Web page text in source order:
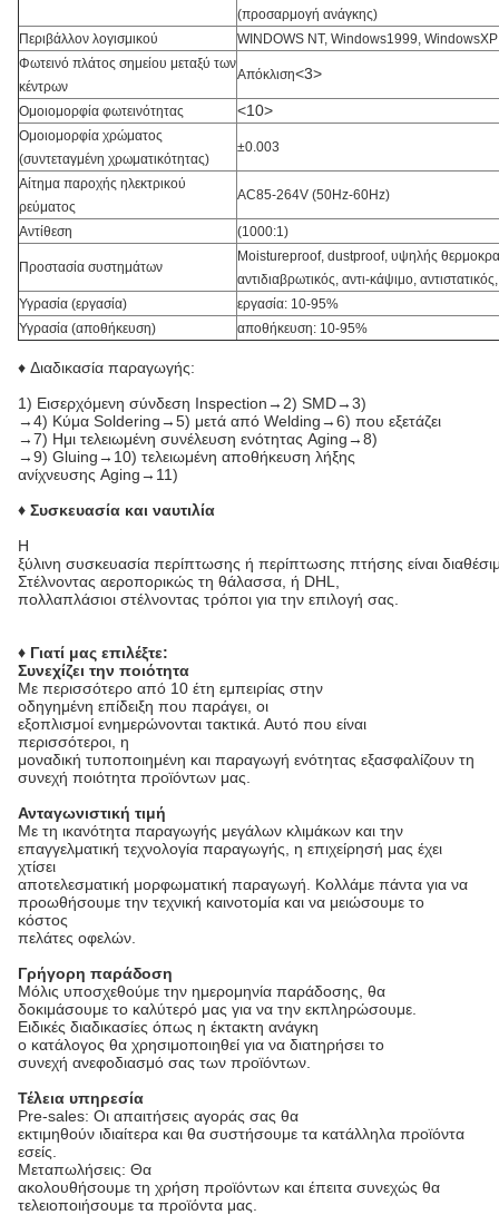
(προσαρμογή ανάγκης)
Περιβάλλον λογισμικού
WINDOWS NT, Windows1999, WindowsXP
Φωτεινό πλάτος σημείου μεταξύ των
κέντρων
Απόκλιση<3>
Ομοιομορφία φωτεινότητας <10>
Ομοιομορφία χρώματος
(συντεταγμένη χρωματικότητας)
±0.003
Αίτημα παροχής ηλεκτρικού
ρεύματος
AC85-264V (50Hz-60Hz)
Αντίθεση (1000:1)
Προστασία συστημάτων
Moistureproof, dustproof, υψηλής
αντιδιαβρωτικός, αντι-κάψιμο,
Υγρασία (εργασία)
εργασία: 10-95%
Υγρασία (αποθήκευση)
αποθήκευση: 10-95%
♦ Διαδικασία παραγωγής:
1) Εισερχόμενη σύνδεση Inspection→2) SMD→3)
→4) Κύμα Soldering→5) μετά από Welding→6) που εξετάζει
→7) Ημι τελειωμένη συνέλευση ενότητας Aging→8)
→9) Gluing→10) τελειωμένη αποθήκευση λήξης
ανίχνευσης Aging→11)
♦ Συσκευασία και ναυτιλία
Η
ξύλινη συσκευασία περίπτωσης ή περίπτωσης πτήσης είναι
Στέλνοντας αεροπορικώς τη θάλασσα, ή DHL,
πολλαπλάσιοι στέλνοντας τρόποι για την επιλογή σας.
♦ Γιατί μας επιλέξτε:
Συνεχίζει την ποιότητα
Με περισσότερο από 10 έτη εμπειρίας στην
οδηγημένη επίδειξη που παράγει, οι
εξοπλισμοί ενημερώνονται τακτικά. Αυτό που είναι
περισσότεροι, η
μοναδική τυποποιημένη και παραγωγή ενότητας εξασφαλίζουν τη
συνεχή ποιότητα προϊόντων μας.
Ανταγωνιστική τιμή
Με τη ικανότητα παραγωγής μεγάλων κλιμάκων και την
επαγγελματική τεχνολογία παραγωγής, η επιχείρησή μας έχει
χτίσει
αποτελεσματική μορφωματική παραγωγή. Κολλάμε πάντα για να
προωθήσουμε την τεχνική καινοτομία και να μειώσουμε το
κόστος
πελάτες οφελών.
Γρήγορη παράδοση
Μόλις υποσχεθούμε την ημερομηνία παράδοσης, θα
δοκιμάσουμε το καλύτερό μας για να την εκπληρώσουμε.
Ειδικές διαδικασίες όπως η έκτακτη ανάγκη
ο κατάλογος θα χρησιμοποιηθεί για να διατηρήσει το
συνεχή ανεφοδιασμό σας των προϊόντων.
Τέλεια υπηρεσία
Pre-sales: Οι απαιτήσεις αγοράς σας θα
εκτιμηθούν ιδιαίτερα και θα συστήσουμε τα κατάλληλα προϊόντα
εσείς.
Μεταπωλήσεις: Θα
ακολουθήσουμε τη χρήση προϊόντων και έπειτα συνεχώς θα
τελειοποιήσουμε τα προϊόντα μας.